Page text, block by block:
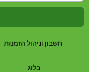
חשבון וניהול הזמנות
בלוג